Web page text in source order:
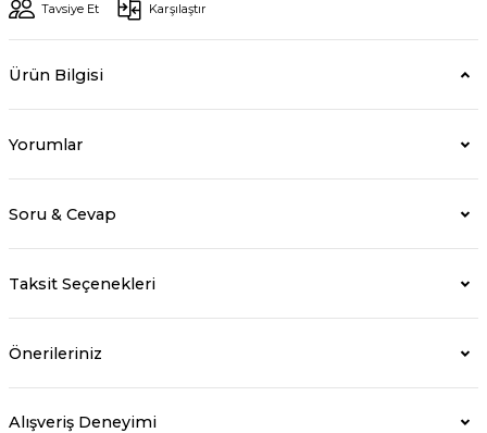
Tavsiye Et Karşılaştır
Ürün Bilgisi
Yorumlar
Soru & Cevap
Taksit Seçenekleri
Önerileriniz
Alışveriş Deneyimi